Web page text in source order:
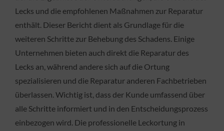
Lecks und die empfohlenen Maßnahmen zur Reparatur
enthält. Dieser Bericht dient als Grundlage für die
weiteren Schritte zur Behebung des Schadens. Einige
Unternehmen bieten auch direkt die Reparatur des
Lecks an, während andere sich auf die Ortung
spezialisieren und die Reparatur anderen Fachbetrieben
überlassen. Wichtig ist, dass der Kunde umfassend über
alle Schritte informiert und in den Entscheidungsprozess
einbezogen wird. Die professionelle Leckortung in